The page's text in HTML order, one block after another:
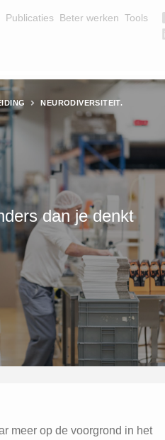
Publicaties Beter werken Tools
OPLEIDING
NEURODIVERSITEIT.
dan je denkt
meer op de voorgrond in het